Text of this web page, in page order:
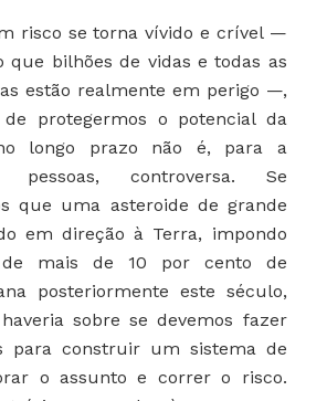
risco se torna vívido e crível —
que bilhões de vidas e todas as
estão realmente em perigo —,
protegermos o potencial da
longo prazo não é, para a
pessoas, controversa. Se
que uma asteroide de grande
em direção à Terra, impondo
mais de 10 por cento de
posteriormente este século,
sobre se devemos fazer
para construir um sistema de
o assunto e correr o risco.